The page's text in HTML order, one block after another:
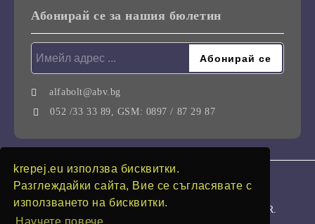
krepej.eu използва бисквитки.
Разглеждайки сайта, Вие се съгласявате с
използването на бисквитки.
Абонирай се за нашия бюлетин
alfabolt@abv.bg
052 /33 33 89, GSM: 0897 / 87 29 87
Нашият онлайн магазин е 100% съобразен с GDPR.